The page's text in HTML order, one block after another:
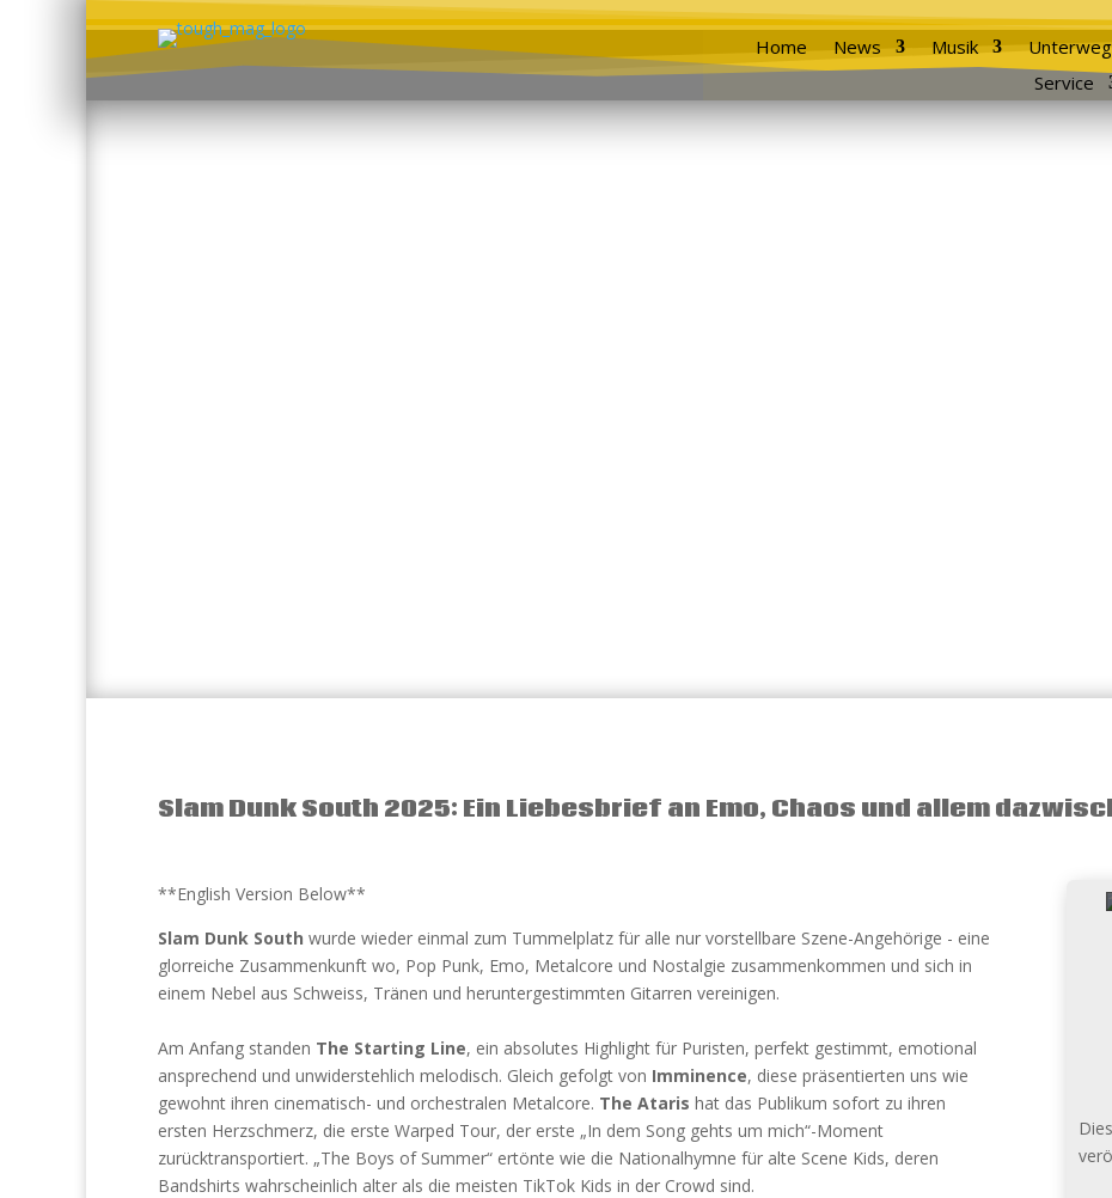
Home News Musik
Service
Slam Dunk South 2025: Ein Liebesbrief an Emo, Chaos und allem
**English Version Below**
Slam Dunk South wurde wieder einmal zum Tummelplatz für alle nur vorstellbare Szene-Angehörige - eine
glorreiche Zusammenkunft wo, Pop Punk, Emo, Metalcore und Nostalgie zusammenkommen und sich in
einem Nebel aus Schweiss, Tränen und heruntergestimmten Gitarren vereinigen.
Am Anfang standen The Starting Line, ein absolutes Highlight für Puristen, perfekt gestimmt, emotional
ansprechend und unwiderstehlich melodisch. Gleich gefolgt von Imminence, diese präsentierten uns wie
gewohnt ihren cinematisch- und orchestralen Metalcore. The Ataris hat das Publikum sofort zu ihren
ersten Herzschmerz, die erste Warped Tour, der erste „In dem Song gehts um mich“-Moment
zurücktransportiert. „The Boys of Summer“ ertönte wie die Nationalhymne für alte Scene Kids, deren
Bandshirts wahrscheinlich alter als die meisten TikTok Kids in der Crowd sind.